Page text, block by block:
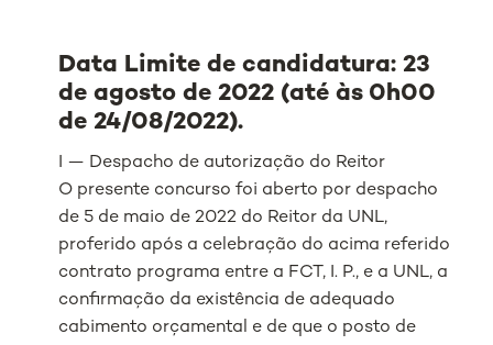
Data Limite de candidatura: 23
de agosto de 2022 (até às 0h00
de 24/08/2022).
I — Despacho de autorização do Reitor
O presente concurso foi aberto por despacho
de 5 de maio de 2022 do Reitor da UNL,
proferido após a celebração do acima referido
contrato programa entre a FCT, I. P., e a UNL, a
confirmação da existência de adequado
cabimento orçamental e de que o posto de